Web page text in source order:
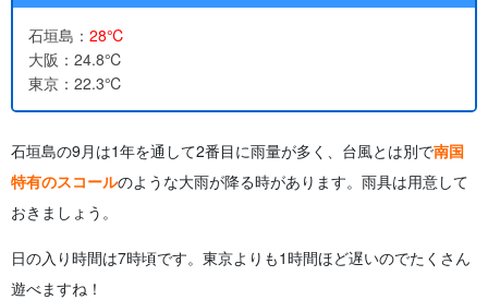
石垣島： 28℃
大阪：24.8℃
東京：22.3℃
石垣島の9月は1年を通して2番目に雨量が多く、台風とは別で南国
特有のスコールのような大雨が降る時があります。雨具は用意して
おきましょう。
日の入り時間は7時頃です。東京よりも1時間ほど遅いのでたくさん
遊べますね！